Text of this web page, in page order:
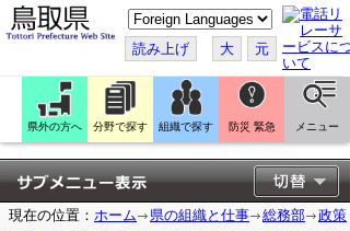
こ
の
ペ
ー
ジ
翻
訳
す
る
読み上げ 大 元
県外の方へ 分野で探す 組織で探す 防災 緊急 メニュー
現在の位置： ホーム 県の組織と仕事 総務部
政策